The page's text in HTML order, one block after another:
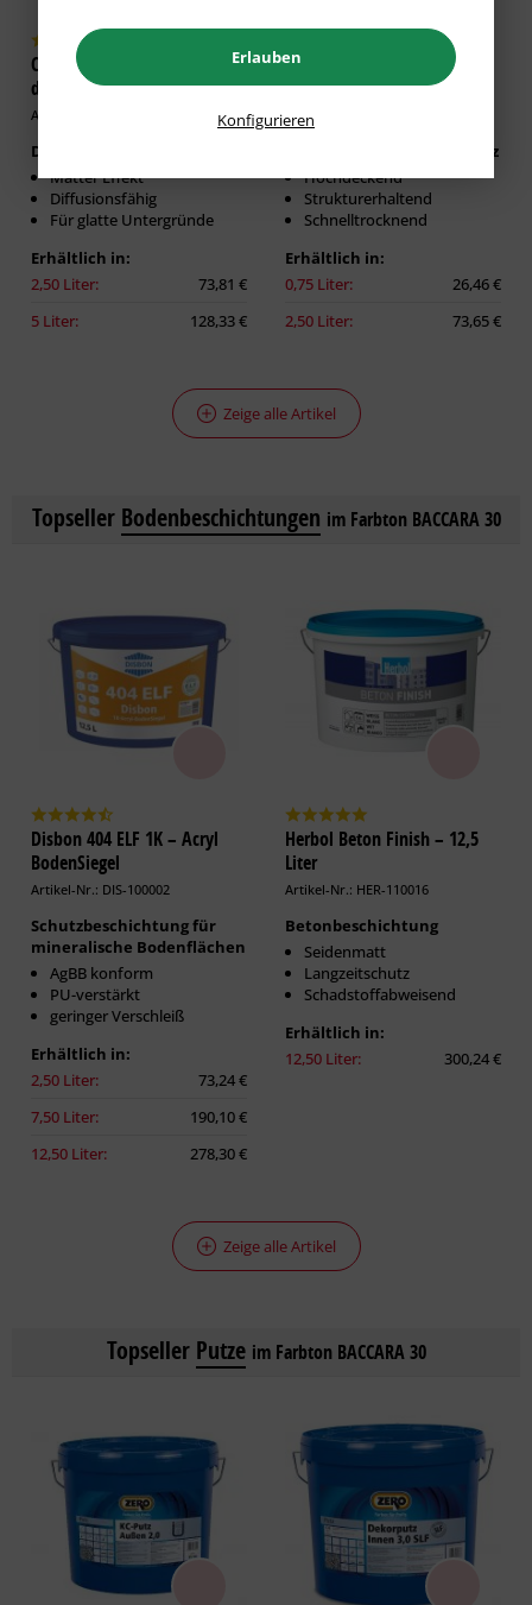
Caparol DecoLasur Matt -
dekorative Lasur-Technik
Artikel-Nr.: CAP-100532
Dekorative Lasur Innen
Matter Effekt
Diffusionsfähig
Für glatte Untergründe
Erhältlich in:
2,50 Liter:
73,81 €
5 Liter:
128,33 €
GORI 99 Holzfassaden-Farbe
Artikel-Nr.: GOR-100131
Zuverlässiger Wetterschutz
Hochdeckend
Strukturerhaltend
Schnelltrocknend
Erhältlich in:
0,75 Liter:
26,46 €
2,50 Liter:
73,65 €
Zeige alle Artikel
Topseller Bodenbeschichtungen im Farbton BACCARA 30
Disbon 404 ELF 1K – Acryl
BodenSiegel
Artikel-Nr.: DIS-100002
Schutzbeschichtung für
mineralische Bodenflächen
AgBB konform
PU-verstärkt
geringer Verschleiß
Erhältlich in:
2,50 Liter:
73,24 €
7,50 Liter:
190,10 €
12,50 Liter:
278,30 €
Herbol Beton Finish – 12,5
Liter
Artikel-Nr.: HER-110016
Betonbeschichtung
Seidenmatt
Langzeitschutz
Schadstoffabweisend
Erhältlich in:
12,50 Liter:
300,24 €
Zeige alle Artikel
Topseller Putze im Farbton BACCARA 30
Erlauben
Konfigurieren